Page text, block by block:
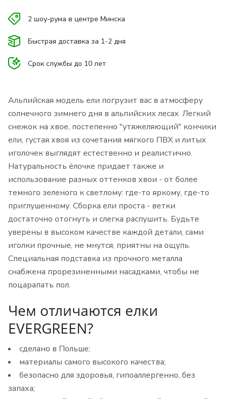
2 шоу-рума в центре Минска
Быстрая доставка за 1-2 дня
Срок службы до 10 лет
Альпийская модель ели погрузит вас в атмосферу
солнечного зимнего дня в альпийских лесах. Легкий
снежок на хвое, постепенно "утяжеляющий" кончики
ели, густая хвоя из сочетания мягкого ПВХ и литых
иголочек выглядят естественно и реалистично.
Натуральность ёлочке придает также и
использование разных оттенков хвои - от более
темного зеленого к светлому: где-то яркому, где-то
приглушенному. Сборка ели проста - ветки
достаточно отогнуть и слегка распушить. Будьте
уверены в высоком качестве каждой детали, сами
иголки прочные, не мнутся, приятны на ощупь.
Специальная подставка из прочного металла
снабжена прорезиненными насадками, чтобы не
поцарапать пол.
Чем отличаются елки
EVERGREEN?
сделано в Польше;
материалы самого высокого качества;
безопасно для здоровья, гипоаллергенно, без
запаха;